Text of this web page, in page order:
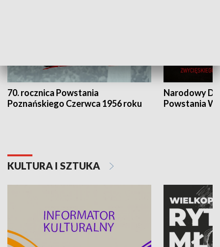
70. rocznica Powstania
Poznańskiego Czerwca 1956 roku
Narodowy
Powstania
KULTURA I SZTUKA